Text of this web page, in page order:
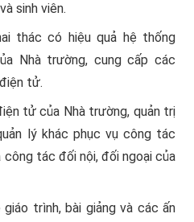
sinh viên.
thác có hiệu quả hệ thống
Nhà trường, cung cấp các
tử.
tử của Nhà trường, quản trị
lý khác phục vụ công tác
công tác đối nội, đối ngoại của
trình, bài giảng và các ấn